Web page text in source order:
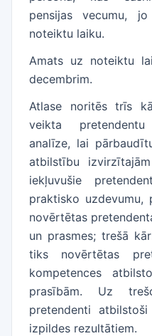
pensijas vecumu,
noteiktu laiku.
Amats uz noteiktu
decembrim.
Atlase noritēs trīs
veikta
analīze, lai
atbilstību
iekļuvušie
praktisko
novērtētas
un prasmes; trešā
tiks novērtētas
kompetences
prasībām. Uz
pretendenti
izpildes rezultātiem.